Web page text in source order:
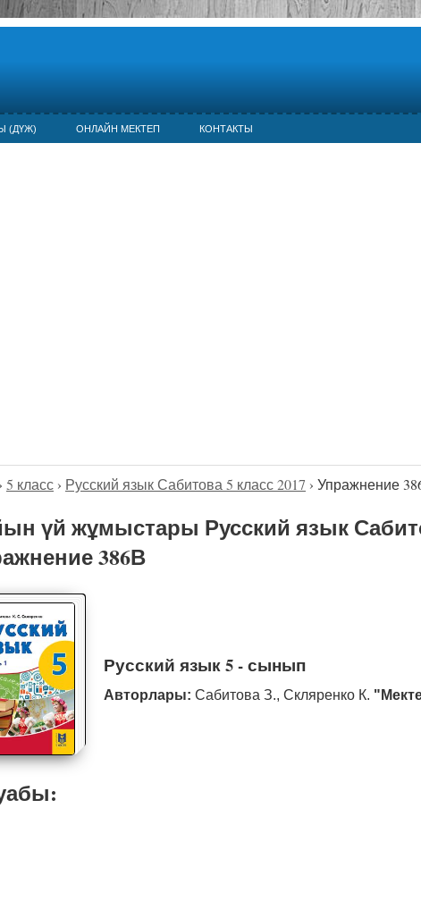
(ДҮЖ) ОНЛАЙН МЕКТЕП КОНТАКТЫ
› 5 класс › Русский язык Сабитова 5 класс 2017 › Упражнение
үй жұмыстары Русский язык
386В
Русский язык 5 - сынып
Авторлары: Сабитова З., Скляренко К.